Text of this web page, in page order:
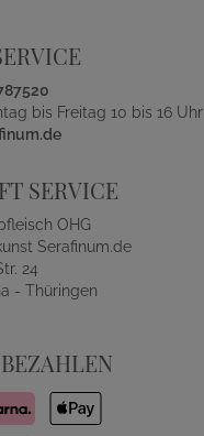
bis Freitag 10 bis 16 Uhr
SERVICE
OHG
Serafinum.de
24
- Thüringen